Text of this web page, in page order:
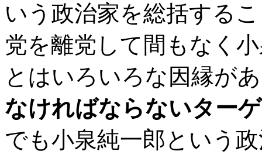
いう政治家を総括する
党を離党して間もなく
とはいろいろな因縁が
なければならないター
でも小泉純一郎という